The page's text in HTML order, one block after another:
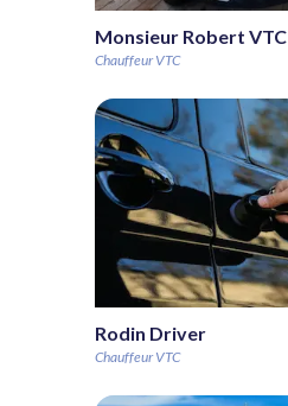
Monsieur Robert VTC
Chauffeur VTC
Rodin Driver
Chauffeur VTC